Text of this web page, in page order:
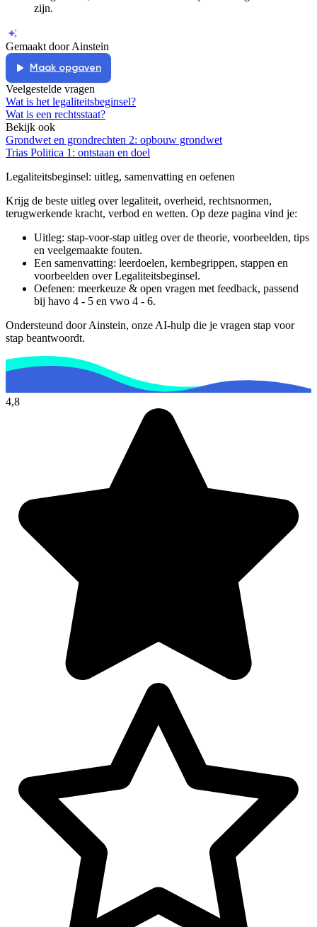
zijn.
Gemaakt door Ainstein
Maak opgaven
Veelgestelde vragen
Wat is het legaliteitsbeginsel?
Wat is een rechtsstaat?
Bekijk ook
Grondwet en grondrechten 2: opbouw grondwet
Trias Politica 1: ontstaan en doel
Legaliteitsbeginsel: uitleg, samenvatting en oefenen
Krijg de beste uitleg over legaliteit, overheid, rechtsnormen,
terugwerkende kracht, verbod en wetten. Op deze pagina vind je:
Uitleg: stap-voor-stap uitleg over de theorie, voorbeelden, tips
en veelgemaakte fouten.
Een samenvatting: leerdoelen, kernbegrippen, stappen en
voorbeelden overLegaliteitsbeginsel.
Oefenen: meerkeuze & open vragen met feedback, passend
bij havo 4 - 5 en vwo 4 - 6.
Ondersteund door Ainstein, onze AI-hulp die je vragen stap voor
stap beantwoordt.
4,8